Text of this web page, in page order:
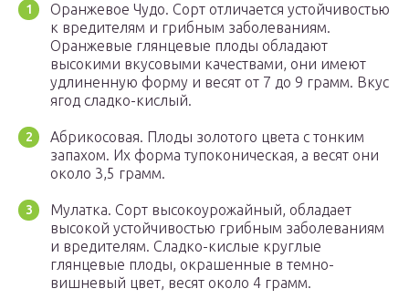
Оранжевое Чудо. Сорт отличается устойчивостью
к вредителям и грибным заболеваниям.
Оранжевые глянцевые плоды обладают
высокими вкусовыми качествами, они имеют
удлиненную форму и весят от 7 до 9 грамм. Вкус
ягод сладко-кислый.
Абрикосовая. Плоды золотого цвета с тонким
запахом. Их форма тупоконическая, а весят они
около 3,5 грамм.
Мулатка. Сорт высокоурожайный, обладает
высокой устойчивостью грибным заболеваниям
и вредителям. Сладко-кислые круглые
глянцевые плоды, окрашенные в темно-
вишневый цвет, весят около 4 грамм.